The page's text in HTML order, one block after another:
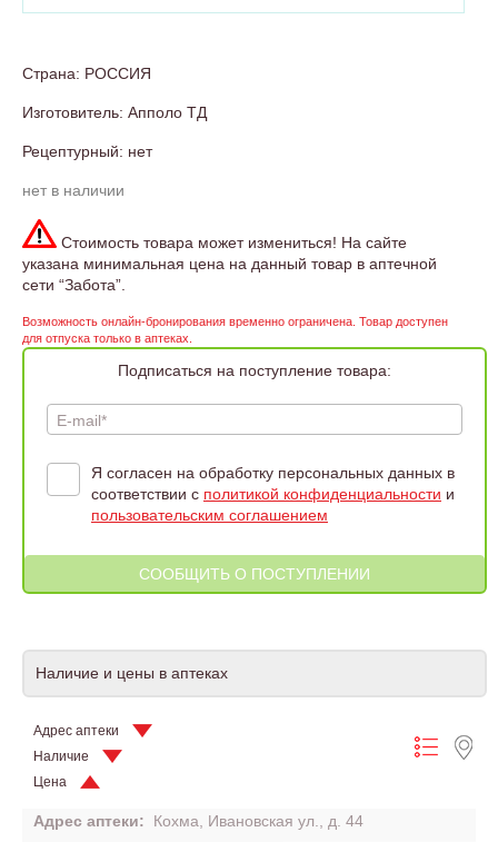
Страна: РОССИЯ
Изготовитель: Апполо ТД
Рецептурный: нет
нет в наличии
Стоимость товара может измениться! На сайте
указана минимальная цена на данный товар в аптечной
сети “Забота”.
Возможность онлайн-бронирования временно ограничена. Товар доступен
для отпуска только в аптеках.
Подписаться на поступление товара:
E-mail*
Я согласен на обработку персональных данных в
соответствии с политикой конфиденциальности и
пользовательским соглашением
Наличие и цены в аптеках
Адрес аптеки
Наличие
Цена
Адрес аптеки:
Кохма, Ивановская ул., д. 44